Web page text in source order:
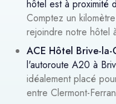
hôtel est à proximité
Comptez un
rejoindre notre hôtel
ACE Hôtel Brive-
l'autoroute A20 à
idéalement placé
entre Clermont-